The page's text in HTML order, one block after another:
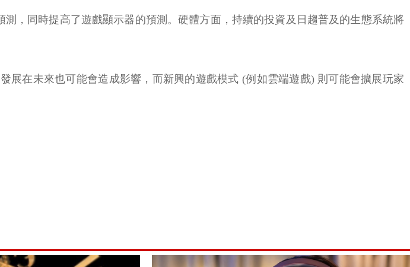
，同時提高了遊戲顯示器的預測。硬體方面，持續的投資及日趨普及的生態系統將
在未來也可能會造成影響，而新興的遊戲模式 (例如雲端遊戲) 則可能會擴展玩家